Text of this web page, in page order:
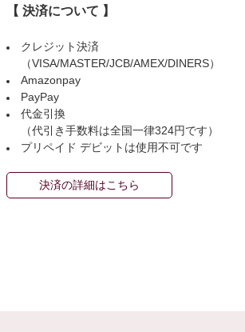
【 決済について 】
クレジット決済
（VISA/MASTER/JCB/AMEX/DINERS）
Amazonpay
PayPay
代金引換
（代引き手数料は全国一律324円です）
プリペイド デビットは使用不可です
決済の詳細はこちら